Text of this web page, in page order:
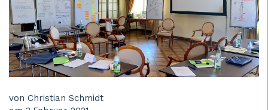
von Christian Schmidt